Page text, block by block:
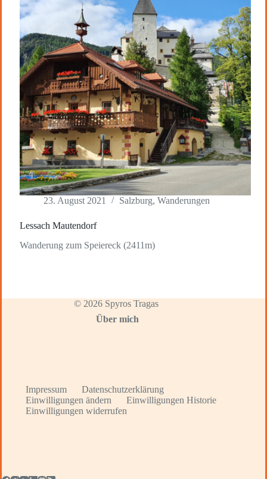
23. August 2021 Salzburg, Wanderungen
Lessach Mautendorf
Wanderung zum Speiereck (2411m)
© 2026 Spyros Tragas
Über mich
Impressum
Datenschutzerklärung
Einwilligungen ändern
Einwilligungen Historie
Einwilligungen widerrufen